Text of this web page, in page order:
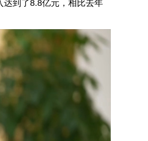
达到了8.8亿元，相比去年